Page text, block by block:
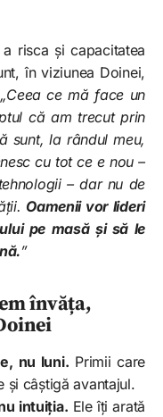
risca și capacitatea
în viziunea Doinei,
„Ceea ce mă face un
că am trecut prin
sunt, la rândul meu,
cu tot ce e nou –
– dar nu de
Oamenii vor lideri
pe masă și să le
”
învăța,
nu luni. Primii care
și câștigă avantajul.
intuiția. Ele îți arată